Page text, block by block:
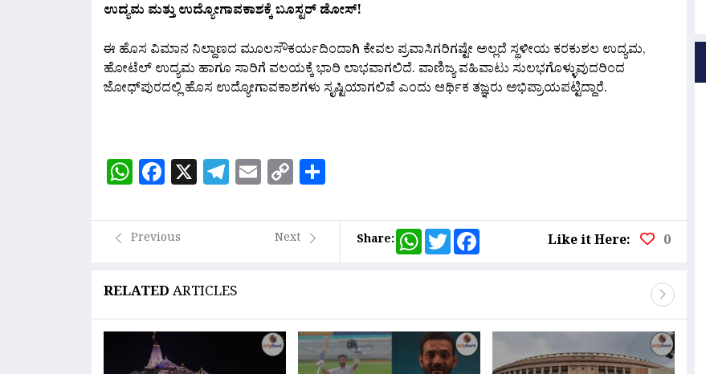
ಉದ್ಯಮ ಮತ್ತು ಉದ್ಯೋಗಾವಕಾಶಕ್ಕೆ ಬೂಸ್ಟರ್ ಡೋಸ್!
ಈ ಹೊಸ ವಿಮಾನ ನಿಲ್ದಾಣದ ಮೂಲಸೌಕರ್ಯದಿಂದಾಗಿ ಕೇವಲ ಪ್ರವಾಸಿಗರಿಗಷ್ಟೇ ಅಲ್ಲದೆ ಸ್ಥಳೀಯ ಕರಕುಶಲ ಉದ್ಯಮ,
ಹೋಟೆಲ್ ಉದ್ಯಮ ಹಾಗೂ ಸಾರಿಗೆ ವಲಯಕ್ಕೆ ಭಾರಿ ಲಾಭವಾಗಲಿದೆ. ವಾಣಿಜ್ಯ ವಹಿವಾಟು ಸುಲಭಗೊಳ್ಳುವುದರಿಂದ
ಜೋಧ್‌ಪುರದಲ್ಲಿ ಹೊಸ ಉದ್ಯೋಗಾವಕಾಶಗಳು ಸೃಷ್ಟಿಯಾಗಲಿವೆ ಎಂದು ಆರ್ಥಿಕ ತಜ್ಞರು ಅಭಿಪ್ರಾಯಪಟ್ಟಿದ್ದಾರೆ.
WhatsApp
Facebook
X Telegram
Email
Copy
Link
Previous Next Share: WhatsApp
TwitterFacebook Like it Here: 0
RELATEDARTICLES